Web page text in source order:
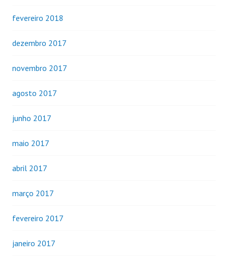
fevereiro 2018
dezembro 2017
novembro 2017
agosto 2017
junho 2017
maio 2017
abril 2017
março 2017
fevereiro 2017
janeiro 2017